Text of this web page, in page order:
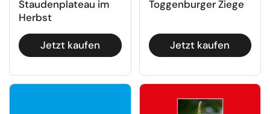
Staudenplateau im
Herbst
Jetzt kaufen
Toggenburger Ziege
Jetzt kaufen